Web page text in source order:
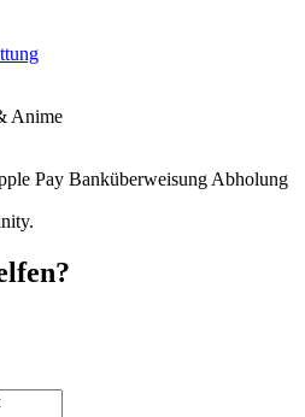
Anime
Pay Banküberweisung Abholung